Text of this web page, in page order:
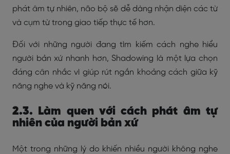
phát âm tự nhiên, não bộ sẽ dễ dàng nhận diện các từ
và cụm từ trong giao tiếp thực tế hơn.
Đối với những người đang tìm kiếm cách nghe hiểu
người bản xứ nhanh hơn, Shadowing là một lựa chọn
đáng cân nhắc vì giúp rút ngắn khoảng cách giữa kỹ
năng nghe và kỹ năng nói.
2.3. Làm quen với cách phát âm tự
nhiên của người bản xứ
Một trong những lý do khiến nhiều người không nghe